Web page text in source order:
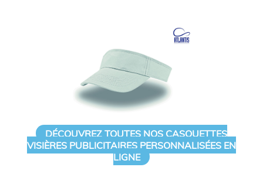
DÉCOUVREZ TOUTES NOS CASQUETTES
VISIÈRES PUBLICITAIRES PERSONNALISÉES EN
LIGNE